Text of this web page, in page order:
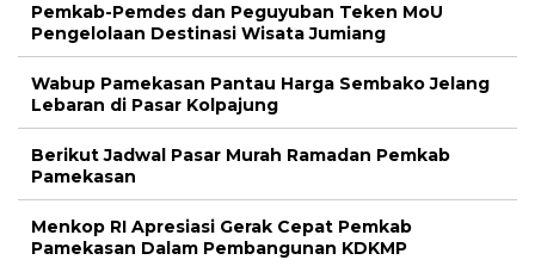
Pemkab-Pemdes dan Peguyuban Teken MoU
Pengelolaan Destinasi Wisata Jumiang
Wabup Pamekasan Pantau Harga Sembako Jelang
Lebaran di Pasar Kolpajung
Berikut Jadwal Pasar Murah Ramadan Pemkab
Pamekasan
Menkop RI Apresiasi Gerak Cepat Pemkab
Pamekasan Dalam Pembangunan KDKMP